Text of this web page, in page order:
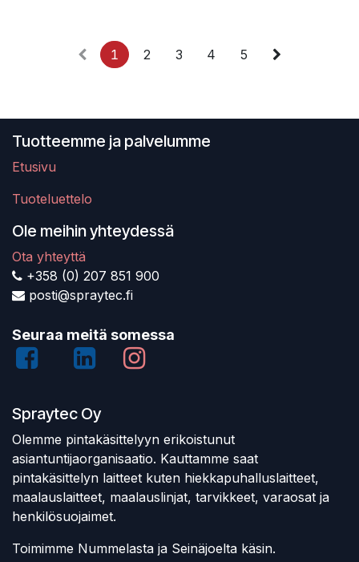
1 2 3 4 5
Tuotteemme ja palvelumme
Etusivu
Tuoteluettelo
Ole meihin yhteydessä
Ota yhteyttä
+358 (0) 207 851 900
posti@spraytec.fi
Seuraa meitä somessa
Spraytec Oy
Olemme pintakäsittelyyn erikoistunut
asiantuntijaorganisaatio. Kauttamme saat
pintakäsittelyn laitteet kuten hiekkapuhalluslaitteet,
maalauslaitteet, maalauslinjat, tarvikkeet, varaosat ja
henkilösuojaimet.
Toimimme Nummelasta ja Seinäjoelta käsin.